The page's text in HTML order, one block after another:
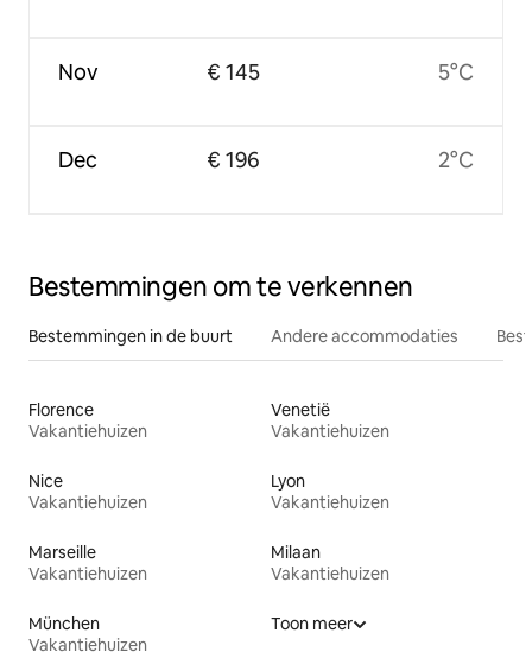
Nov
Dec
€ 145
€ 196
5°C
2°C
Bestemmingen om te verkennen
Bestemmingen in de buurt Andere accommodaties
Florence
Vakantiehuizen
Venetië
Vakantiehuizen
Nice
Vakantiehuizen
Lyon
Vakantiehuizen
Marseille
Vakantiehuizen
Milaan
Vakantiehuizen
München
Vakantiehuizen
Toon meer